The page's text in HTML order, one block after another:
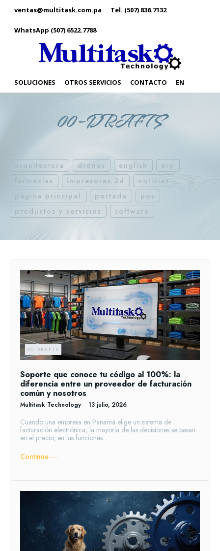
ventas@multitask.com.pa Tel. (507) 836.7132
WhatsApp (507) 6522.7788
SOLUCIONES OTROS SERVICIOS CONTACTO EN
00-DRAFTS
arquitectura drones english
erp
farmacias
impresoras 3d
noticias
pagina principal
portada
pos
productos y servicios
software
00-DRAFTS
Soporte que conoce tu código al 100%: la
diferencia entre un proveedor de facturación
común y nosotros
Multitask Technology - 13 julio, 2026
Cuando una empresa en Panamá elige un sistema de
facturación electrónica, la mayoría de las decisiones se basan
en el precio, en las funciones...
Continue ―